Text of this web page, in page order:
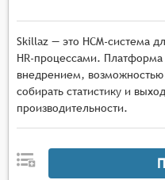
Skillaz — это HCM-система
HR-процессами.
внедрением,
собирать статистику и
производительности.